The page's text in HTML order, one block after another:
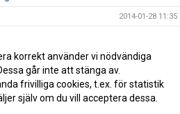
2014-01-28 11:35
2014-01-17 20:19
2014-01-14 14:02
korrekt använder vi nödvändiga
går inte att stänga av.
frivilliga cookies, t.ex. för statistik
själv om du vill acceptera dessa.